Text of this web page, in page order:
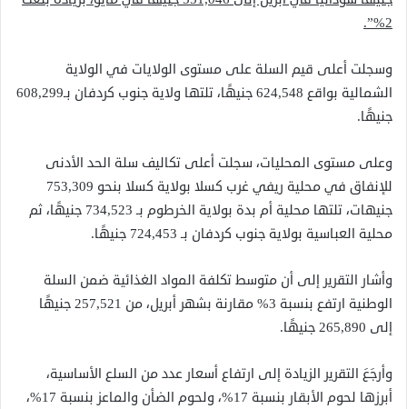
2%”.
وسجلت أعلى قيم السلة على مستوى الولايات في الولاية
الشمالية بواقع 624,548 جنيهًا، تلتها ولاية جنوب كردفان بـ608,299
جنيهًا.
وعلى مستوى المحليات، سجلت أعلى تكاليف سلة الحد الأدنى
للإنفاق في محلية ريفي غرب كسلا بولاية كسلا بنحو 753,309
جنيهات، تلتها محلية أم بدة بولاية الخرطوم بـ 734,523 جنيهًا، ثم
محلية العباسية بولاية جنوب كردفان بـ 724,453 جنيهًا.
وأشار التقرير إلى أن متوسط تكلفة المواد الغذائية ضمن السلة
الوطنية ارتفع بنسبة 3% مقارنة بشهر أبريل، من 257,521 جنيهًا
إلى 265,890 جنيهًا.
وأرجَعَ التقرير الزيادة إلى ارتفاع أسعار عدد من السلع الأساسية،
أبرزها لحوم الأبقار بنسبة 17%، ولحوم الضأن والماعز بنسبة 17%،